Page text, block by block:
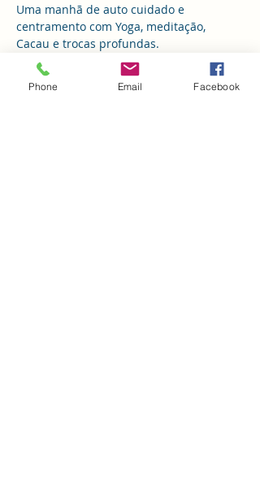
Uma manhã de auto cuidado e
centramento com Yoga, meditação,
Cacau e trocas profundas.
Phone Email Facebook